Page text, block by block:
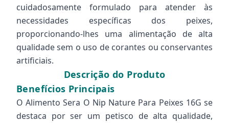
cuidadosamente formulado para atender às
necessidades específicas dos peixes,
proporcionando-lhes uma alimentação de alta
qualidade sem o uso de corantes ou conservantes
artificiais.
Descrição do Produto
Benefícios Principais
O Alimento Sera O Nip Nature Para Peixes 16G se
destaca por ser um petisco de alta qualidade,